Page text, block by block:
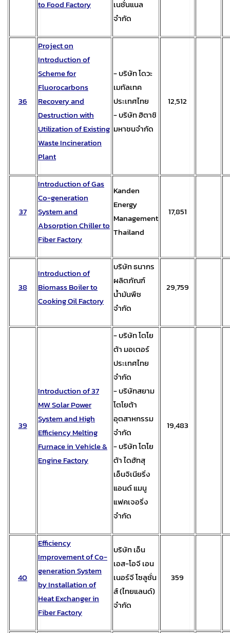
to Food Factory
เนชั่นแนล
จำกัด
36
Project on
Introduction of
Scheme for
Fluorocarbons
Recovery and
Destruction with
Utilization of Existing
Waste Incineration
Plant
- บริษัท โดวะ
เมทัลเทค
ประเทศไทย
- บริษัท ฮิตาชิ
มหาชนจำกัด
12,512
37
Introduction of Gas
Co-generation
System and
Absorption Chiller to
Fiber Factory
Kanden
Energy
Management
Thailand
17,851
38
Introduction of
Biomass Boiler to
Cooking Oil Factory
บริษัท ธนากร
ผลิตภัณฑ์
น้ำมันพืช
จำกัด
29,759
39
Introduction of 37
MW Solar Power
System and High
Efficiency Melting
Furnace in Vehicle &
Engine Factory
- บริษัท โตโย
ต้า มอเตอร์
ประเทศไทย
จำกัด
- บริษัทสยาม
โตโยต้า
อุตสาหกรรม
จำกัด
- บริษัท โตโย
ต้า ไดฮัทสุ
เอ็นจิเนียริ่ง
แอนด์ แมนู
แฟคเจอริ่ง
จำกัด
19,483
40
Efficiency
Improvement of Co-
generation System
by Installation of
Heat Exchanger in
Fiber Factory
บริษัท เอ็น
เอส-โอจี เอน
เนอร์จี โซลูชั่น
ส์ (ไทยแลนด์)
จำกัด
359